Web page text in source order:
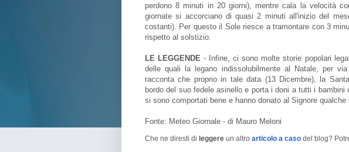
perdono 8 minuti in 20 giorni), mentre cala la velocità
giornate si accorciano di quasi 2 minuti all'inizio del
costanti). Per questo il Sole riesce a tramontare con 3
rispetto al solstizio.
LE LEGGENDE - Infine, ci sono molte storie popolari
delle quali la legano indissolubilmente al Natale, per
racconta che proprio in tale data (13 Dicembre), la
bordo del suo fedele asinello e porta i doni a tutti i bambini
si sono comportati bene e hanno donato al Signore qualche
Fonte: Meteo Giornale - di Mauro Meloni
Che ne diresti di leggere un altro articolo a caso del blog?